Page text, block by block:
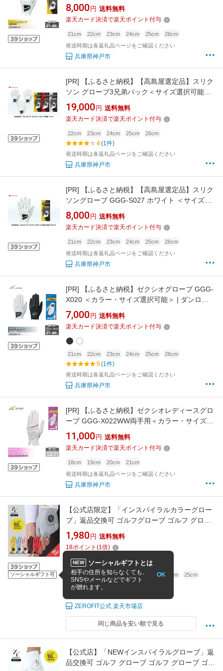
リクソン ダンロップ ゴルフグローブ グローブ
ゴルフ ゴルフグッズ グリップ ゴルファー 神戸
市 おすすめ 人気 送料無料
8,000 円 送料無料
楽天カード決済で楽天ポイント付与
21cm 22cm 23cm 24cm 25cm
26cm
発送時期は各返礼品ページをご確認ください
兵庫県神戸市
[PR]
【ふるさと納税】【高島屋選定品】スリク
ソン グローブ3兄弟パック＜サイズ選択可能＞ |
ダンロップ ゴルフ ゴルフボール ゴルフグッズ
スリクソン ゴルファー ギフト プレゼント セッ
ト 贈り物
19,000 円 送料無料
楽天カード決済で楽天ポイント付与
22cm 23cm 24cm 25cm 26cm
4(1件)
発送時期は各返礼品ページをご確認ください
兵庫県神戸市
[PR]
【ふるさと納税】【高島屋選定品】スリク
ソングローブ GGG-S027 ホワイト ＜サイズ選
択可能＞ | スリクソン ダンロップ ゴルフグロー
ブ グローブ ゴルフ ゴルフグッズ グリップ ゴル
ファー 神戸市
8,000 円 送料無料
楽天カード決済で楽天ポイント付与
21cm 22cm 23cm 24cm 25cm
26cm
発送時期は各返礼品ページをご確認ください
兵庫県神戸市
[PR]
【ふるさと納税】ゼクシオグローブ GGG-
X020 ＜カラー・サイズ選択可能＞ | ダンロッ
プ ゼクシオ ゴルフグローブ グローブ ゴルフ ゴ
ルフグッズ グリップ ゴルファー 神戸市 おすす
め 人気 送料無料
7,000 円 送料無料
楽天カード決済で楽天ポイント付与
21cm 22cm 23cm 24cm 25cm 26cm
5(1件)
発送時期は各返礼品ページをご確認ください
兵庫県神戸市
[PR]
【ふるさと納税】ゼクシオレディースグロ
ーブ GGG-X022WW両手用＜カラー・サイズ選
択可能＞
11,000 円 送料無料
楽天カード決済で楽天ポイント付与
18cm 19cm 20cm
21cm
発送時期は各返礼品ページをご確認ください
兵庫県神戸市
ソーシャルギフト可
【公式店限定】「インスパイラルカラーグロー
ブ」返品交換可 ゴルフグローブ ゴルフ グロー
ブ ゴルフ手袋 左手用 右手用 両手用 メンズ レ
ディース ZEROFIT ゼロフィット 19cm 20cm
21cm 22cm 23cm 24cm 25cm 汗 雨 イオンス
ポーツ
1,980 円 送料無料
18ポイント (1倍)
19cm 20cm 21cm 22cm 23cm 24cm 25cm
4.72 (538件)
ZEROFIT公式 楽天市場店
同じ商品を安い順で見る
【公式店】「NEWインスパイラルグローブ」返
品交換可 ゴルフ グローブ ゴルフ グローブ ゴル
NEW ソーシャルギフトとは
相手の住所を知らなくても、
SNSやメールなどでギフト
が贈れます。
OK